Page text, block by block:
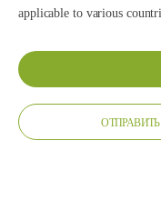
applicable to various